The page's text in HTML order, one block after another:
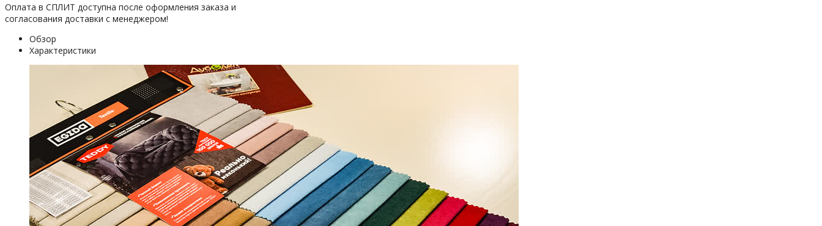
Оплата в СПЛИТ доступна после оформления заказа и
согласования доставки с менеджером!
Обзор
Характеристики